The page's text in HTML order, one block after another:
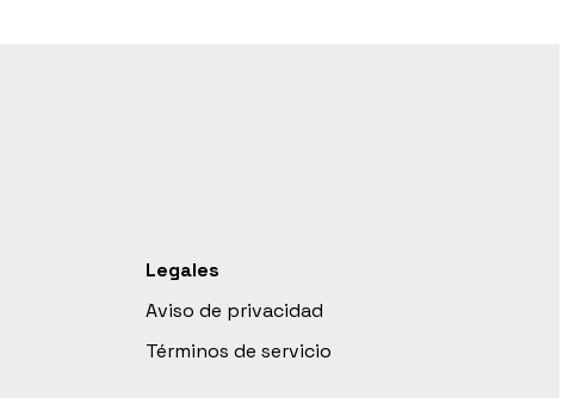
Legales
Aviso de privacidad
Términos de servicio